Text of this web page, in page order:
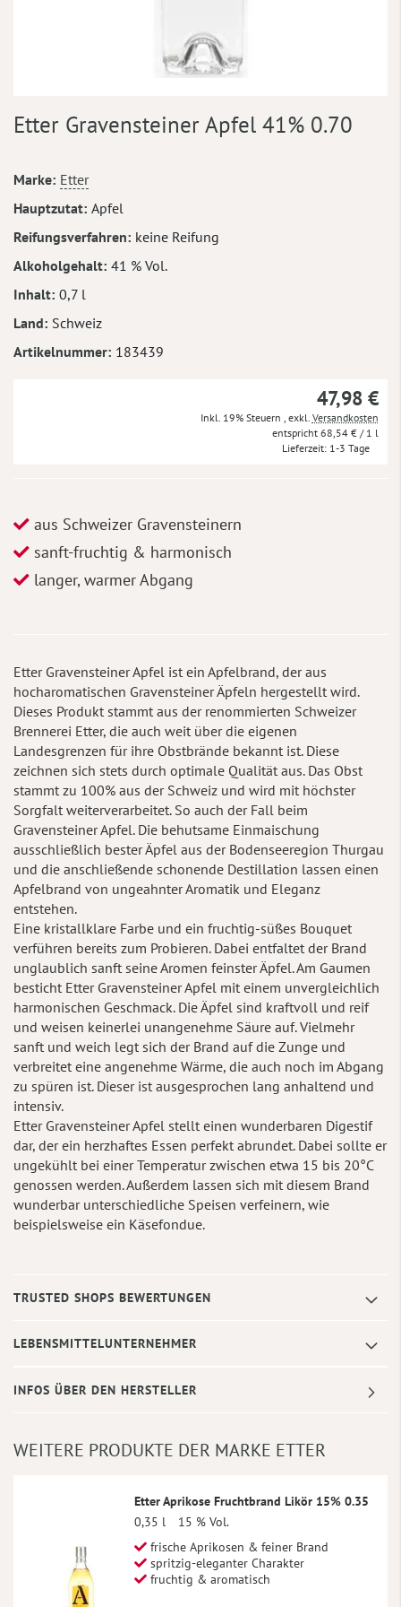
Anfang
springen
Etter Gravensteiner Apfel 41% 0.70
Mehr
Informationen
Marke Etter
Hauptzutat Apfel
Reifungsverfahren keine Reifung
Alkoholgehalt 41 % Vol.
Inhalt 0,7 l
Land Schweiz
Artikelnummer 183439
47,98 €
Inkl. 19% Steuern exkl. Versandkosten
68,54 € / 1 l
Lieferzeit 1-3 Tage
aus Schweizer Gravensteinern
sanft-fruchtig & harmonisch
langer, warmer Abgang
Etter Gravensteiner Apfel ist ein Apfelbrand, der aus
hocharomatischen Gravensteiner Äpfeln hergestellt wird.
Dieses Produkt stammt aus der renommierten Schweizer
Brennerei Etter, die auch weit über die eigenen
Landesgrenzen für ihre Obstbrände bekannt ist. Diese
zeichnen sich stets durch optimale Qualität aus. Das Obst
stammt zu 100% aus der Schweiz und wird mit höchster
Sorgfalt weiterverarbeitet. So auch der Fall beim
Gravensteiner Apfel. Die behutsame Einmaischung
ausschließlich bester Äpfel aus der Bodenseeregion Thurgau
und die anschließende schonende Destillation lassen einen
Apfelbrand von ungeahnter Aromatik und Eleganz
entstehen.
Eine kristallklare Farbe und ein fruchtig-süßes Bouquet
verführen bereits zum Probieren. Dabei entfaltet der Brand
unglaublich sanft seine Aromen feinster Äpfel. Am Gaumen
besticht Etter Gravensteiner Apfel mit einem unvergleichlich
harmonischen Geschmack. Die Äpfel sind kraftvoll und reif
und weisen keinerlei unangenehme Säure auf. Vielmehr
sanft und weich legt sich der Brand auf die Zunge und
verbreitet eine angenehme Wärme, die auch noch im Abgang
zu spüren ist. Dieser ist ausgesprochen lang anhaltend und
intensiv.
Etter Gravensteiner Apfel stellt einen wunderbaren Digestif
dar, der ein herzhaftes Essen perfekt abrundet. Dabei sollte er
ungekühlt bei einer Temperatur zwischen etwa 15 bis 20°C
genossen werden. Außerdem lassen sich mit diesem Brand
wunderbar unterschiedliche Speisen verfeinern, wie
beispielsweise ein Käsefondue.
TRUSTED SHOPS BEWERTUNGEN
LEBENSMITTELUNTERNEHMER
INFOS ÜBER DEN HERSTELLER
WEITERE PRODUKTE DER MARKE ETTER
Etter Aprikose Fruchtbrand Likör 15% 0.35
0,35 l
15 % Vol.
frische Aprikosen & feiner Brand
spritzig-eleganter Charakter
fruchtig & aromatisch